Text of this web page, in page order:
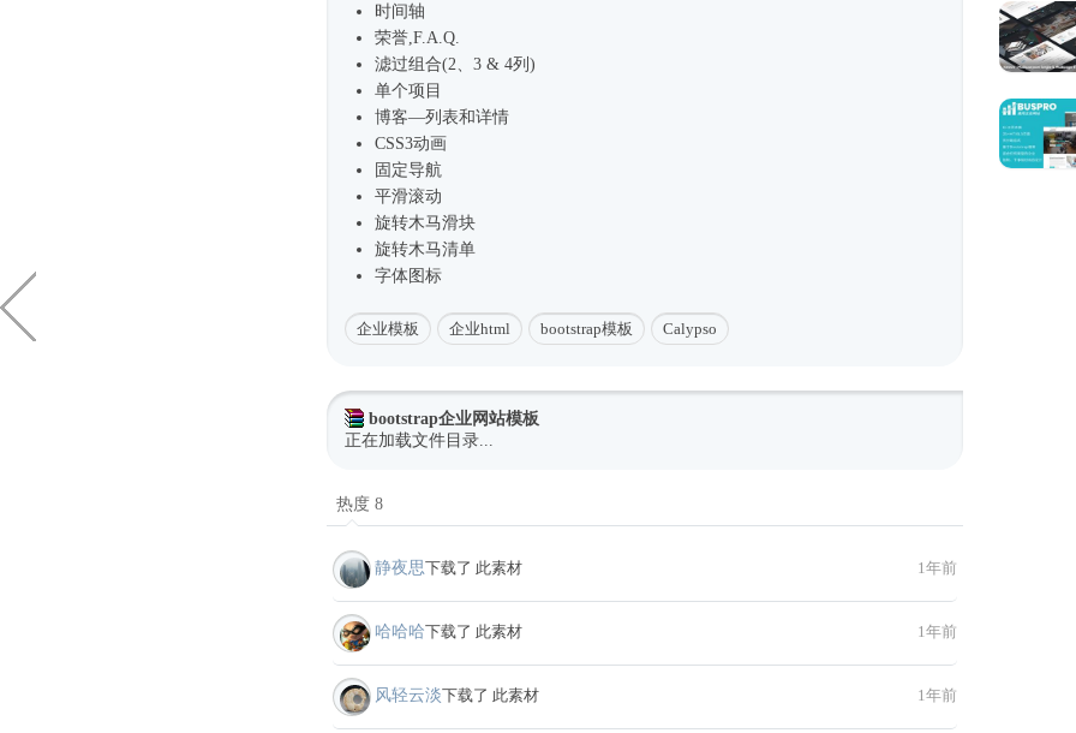
时间轴
荣誉,F.A.Q.
滤过组合(2、3 & 4列)
单个项目
博客—列表和详情
CSS3动画
固定导航
平滑滚动
旋转木马滑块
旋转木马清单
字体图标
企业模板 企业html bootstrap模板 Calypso
bootstrap企业网站模板
正在加载文件目录...
热度 8
静夜思下载了 此素材 1年前
哈哈哈下载了 此素材 1年前
风轻云淡下载了 此素材 1年前